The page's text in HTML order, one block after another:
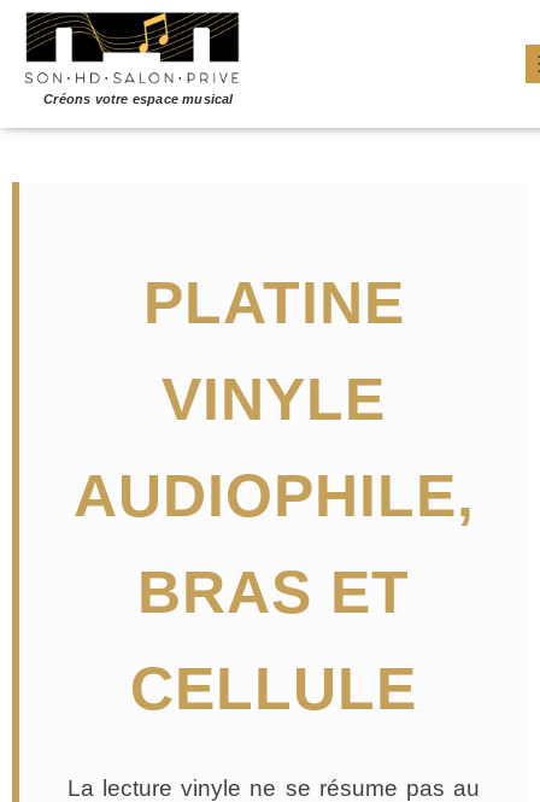
PLATINE
VINYLE
AUDIOPHILE,
BRAS ET
CELLULE
La lecture vinyle ne se résume pas au